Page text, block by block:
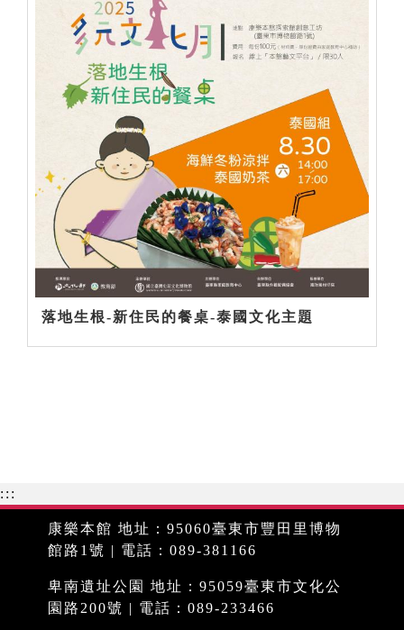
落地生根-新住民的餐桌-泰國文化主題
:::
康樂本館 地址：95060臺東市豐田里博物
館路1號 | 電話：089-381166
卑南遺址公園 地址：95059臺東市文化公
園路200號 | 電話：089-233466